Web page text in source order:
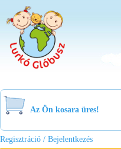
Az Ön kosara üres!
Regisztráció / Bejelentkezés